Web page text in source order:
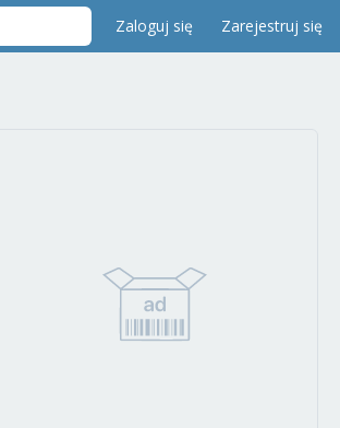
Zaloguj się Zarejestruj się